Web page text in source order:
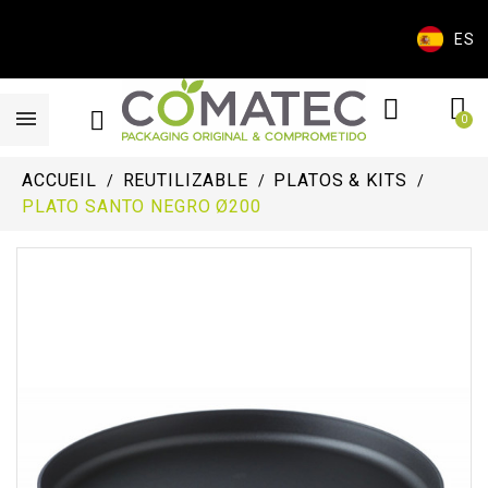
ES
ACCUEIL REUTILIZABLE
PLATOS & KITS
PLATO SANTO NEGRO Ø200